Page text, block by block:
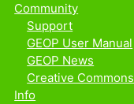
Community
Support
GEOP User Manual
GEOP News
Creative Commons
Info